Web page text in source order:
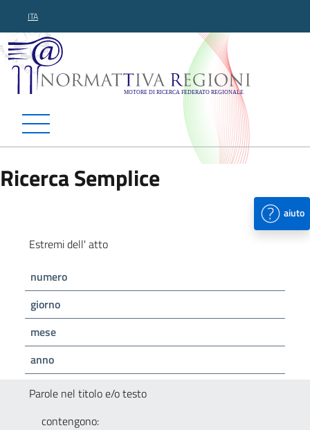
ITA
Normattiva Regioni -
Ricerca Semplice
aiuto
Estremi dell' atto
numero
giorno
mese
anno
Parole nel titolo e/o testo
contengono: